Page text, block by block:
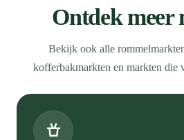
Ontdek meer
Bekijk ook alle
kofferbakmarkten en markten die